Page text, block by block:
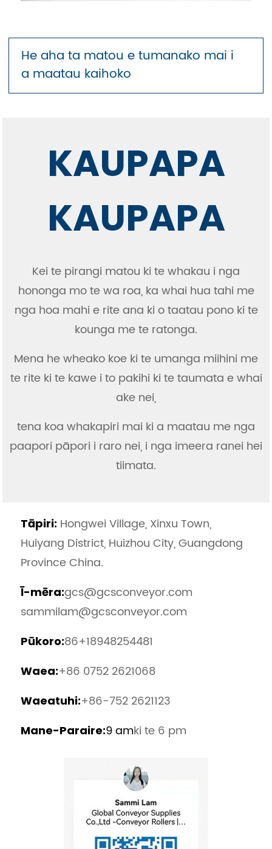
He aha ta matou e tumanako mai i
a maatau kaihoko
KAUPAPA
KAUPAPA
Kei te pirangi matou ki te whakau i nga
hononga mo te wa roa, ka whai hua tahi me
nga hoa mahi e rite ana ki o taatau pono ki te
kounga me te ratonga.
Mena he wheako koe ki te umanga miihini me
te rite ki te kawe i to pakihi ki te taumata e whai
ake nei,
tena koa whakapiri mai ki a maatau me nga
paapori pāpori i raro nei, i nga imeera ranei hei
tiimata.
Tāpiri: Hongwei Village, Xinxu Town,
Huiyang District, Huizhou City, Guangdong
Province China.
Ī-mēra:gcs@gcsconveyor.com
sammilam@gcsconveyor.com
Pūkoro:86+18948254481
Waea:+86 0752 2621068
Waeatuhi:+86-752 2621123
Mane-Paraire:9 amki te 6 pm